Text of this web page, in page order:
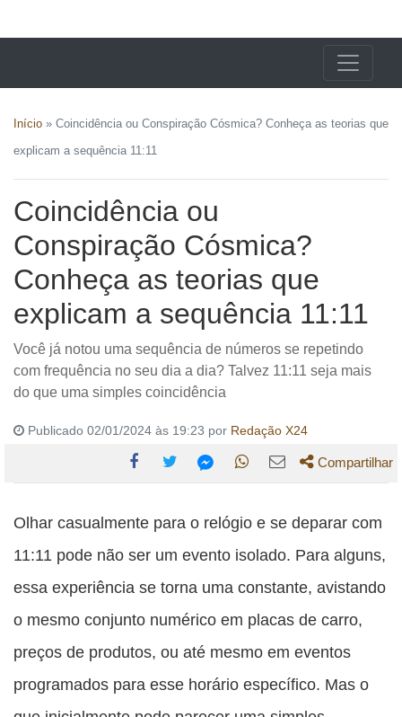
Início » Coincidência ou Conspiração Cósmica? Conheça as teorias que
explicam a sequência 11:11
Coincidência ou
Conspiração Cósmica?
Conheça as teorias que
explicam a sequência 11:11
Você já notou uma sequência de números se repetindo
com frequência no seu dia a dia? Talvez 11:11 seja mais
do que uma simples coincidência
Publicado 02/01/2024 às 19:23 por Redação X24
esta esta
publicação
esta
publicação
esta
publicação
WhatsApp
esta
publicação
Email
Compartilhar
Olhar casualmente para o relógio e se deparar com
11:11 pode não ser um evento isolado. Para alguns,
essa experiência se torna uma constante, avistando
o mesmo conjunto numérico em placas de carro,
preços de produtos, ou até mesmo em eventos
programados para esse horário específico. Mas o